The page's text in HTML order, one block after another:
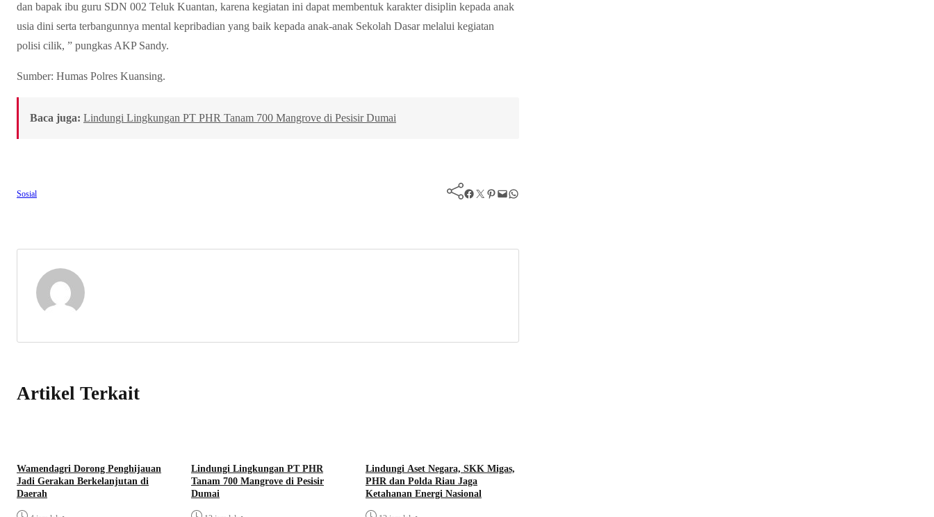
dan bapak ibu guru SDN 002 Teluk Kuantan, karena kegiatan ini dapat membentuk karakter disiplin kepada anak
usia dini serta terbangunnya mental kepribadian yang baik kepada anak-anak Sekolah Dasar melalui kegiatan
polisi cilik, ” pungkas AKP Sandy.
Sumber: Humas Polres Kuansing.
Baca juga: Lindungi Lingkungan PT PHR Tanam 700 Mangrove di Pesisir Dumai
Sosial Facebook Twitter Pinterest Mail WhatsApp
Artikel Terkait
Wamendagri Dorong Penghijauan
Jadi Gerakan Berkelanjutan di
Daerah
Lindungi Lingkungan PT PHR
Tanam 700 Mangrove di Pesisir
Dumai
Lindungi Aset Negara, SKK Migas,
PHR dan Polda Riau Jaga
Ketahanan Energi Nasional